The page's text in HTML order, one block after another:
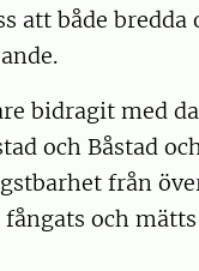
att både
bidragit med
och Båstad
från
och